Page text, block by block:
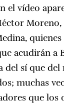
el vídeo
Moreno,
acudirán a
del sí que
muchas
que los